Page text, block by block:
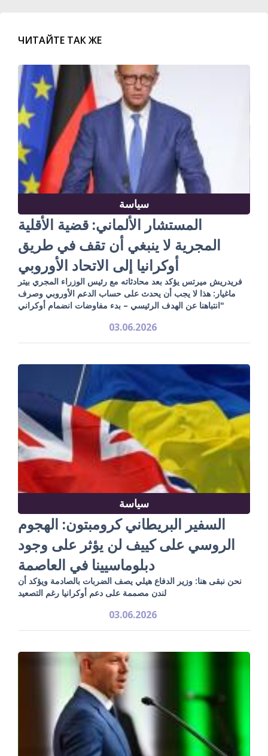
ЧИТАЙТЕ ТАК ЖЕ
سياسة
المستشار الألماني: قضية الأقلية
المجرية لا ينبغي أن تقف في طريق
أوكرانيا إلى الاتحاد الأوروبي
فريدريش ميرتس يؤكد بعد محادثاته مع رئيس الوزراء المجري بيتر
ماغيار: هذا لا يجب أن يحدث على حساب الدعم الأوروبي وصرف
انتباهنا عن الهدف الرئيسي – بدء مفاوضات انضمام أوكراني"
03.06.2026
سياسة
السفير البريطاني كرومبتون: الهجوم
الروسي على كييف لن يؤثر على وجود
دبلوماسيينا في العاصمة
نحن نبقى هنا: وزير الدفاع هيلي يصف الضربات بالصادمة ويؤكد أن
لندن مصممة على دعم أوكرانيا رغم التصعيد
03.06.2026